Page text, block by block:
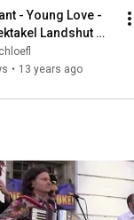
- Young Love -
Landshut
• 13 years ago